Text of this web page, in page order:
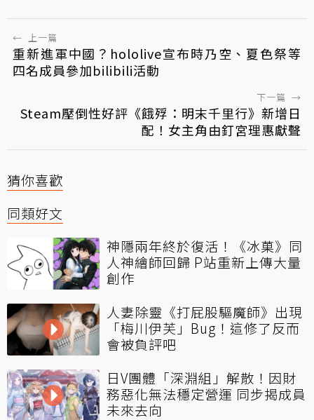
← 上一篇
重新進軍中國？hololive宣布時乃空、夏色祭等
四名成員參加bilibili活動
下一篇 →
Steam壓倒性好評《餓殍：明末千里行》新增日
配！女主角由釘宮理惠獻聲
猜你喜歡
同類好文
神隱兩年終於復活！《冰菓》同
人神繪師回歸 P站重新上傳大量
創作
人妻除靈《打屁股驅魔師》出現
「梅川伊芙」Bug！這修了反而
會被負評吧
日V團體「深淵組」解散！因財
務惡化無法穩定營運 同步揭成員
未來去向